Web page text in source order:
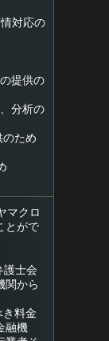
対応の
提供の
分析の
のため
マクロ
とがで
護士会
関から
料金
融機